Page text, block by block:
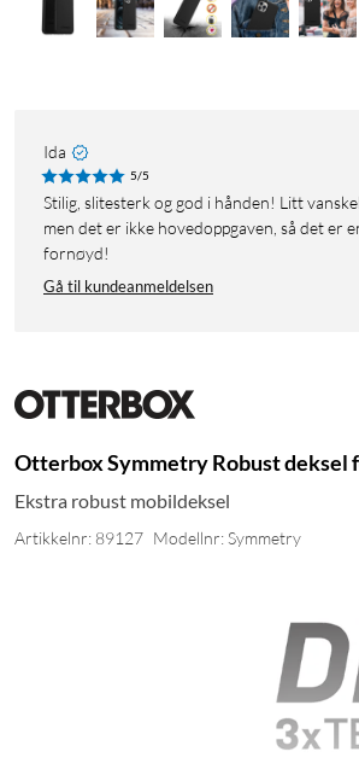
Ida
5/5
Stilig, slitesterk og god i hånden! Litt vanskelig å ta av og på,
men det er ikke hovedoppgaven, så det er
fornøyd!
Gå til kundeanmeldelsen
Otterbox Symmetry Robust deksel
Ekstra robust mobildeksel
Artikkelnr: 89127 Modellnr: Symmetry